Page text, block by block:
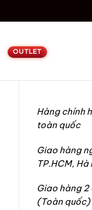
OUTLET
Hàng chính
toàn quốc
Giao hàng
TP.HCM, Hà
Giao hàng 2
(Toàn quốc)